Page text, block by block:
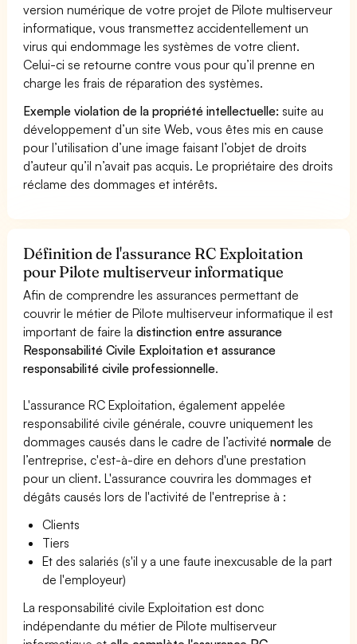
version numérique de votre projet de Pilote multiserveur
informatique, vous transmettez accidentellement un
virus qui endommage les systèmes de votre client.
Celui-ci se retourne contre vous pour qu’il prenne en
charge les frais de réparation des systèmes.
Exemple violation de la propriété intellectuelle: suite au
développement d’un site Web, vous êtes mis en cause
pour l’utilisation d’une image faisant l’objet de droits
d’auteur qu’il n’avait pas acquis. Le propriétaire des droits
réclame des dommages et intérêts.
Définition de l'assurance RC Exploitation
pour Pilote multiserveur informatique
Afin de comprendre les assurances permettant de
couvrir le métier de Pilote multiserveur informatique il est
important de faire ladistinction entre assurance
Responsabilité Civile Exploitation et assurance
responsabilité civile professionnelle.
L'assurance RC Exploitation, également appelée
responsabilité civile générale, couvre uniquement les
dommages causés dans le cadre de l’activiténormale de
l’entreprise, c'est-à-dire en dehors d'une prestation
pour un client. L'assurance couvrira les dommages et
dégâts causés lors de l'activité de l'entreprise à :
Clients
Tiers
Et des salariés (s'il y a une faute inexcusable de la part
de l'employeur)
La responsabilité civile Exploitation est donc
indépendante du métier de Pilote multiserveur